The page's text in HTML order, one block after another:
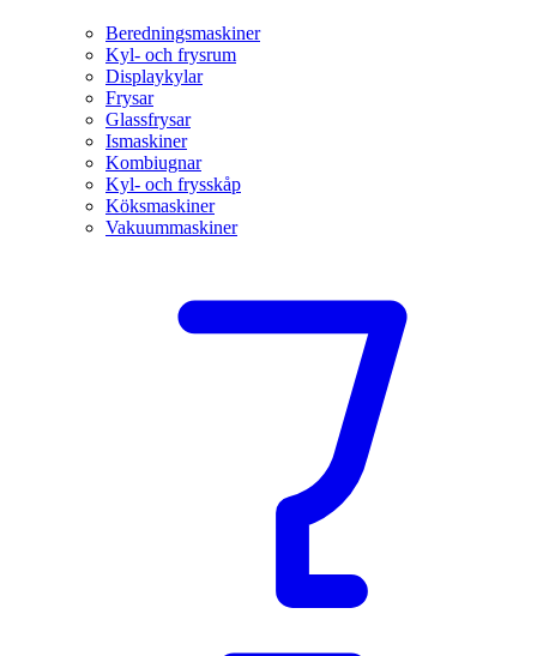
Beredningsmaskiner
Kyl- och frysrum
Displaykylar
Frysar
Glassfrysar
Ismaskiner
Kombiugnar
Kyl- och frysskåp
Köksmaskiner
Vakuummaskiner